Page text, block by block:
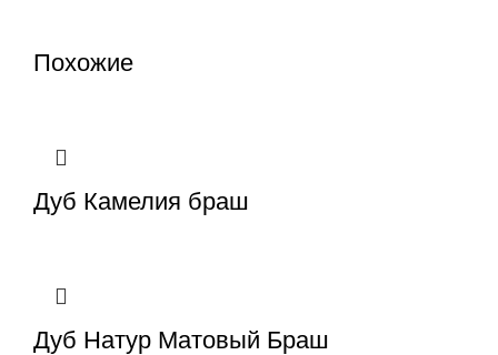
Похожие
Дуб Камелия браш
Дуб Натур Матовый Браш